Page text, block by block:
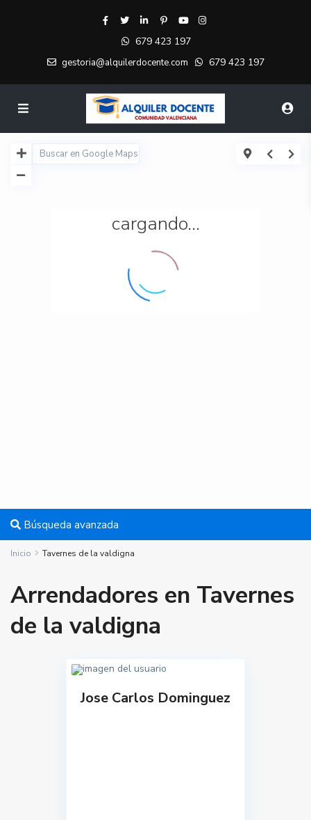
679 423 197
gestoria@alquilerdocente.com 679 423 197
cargando...
Búsqueda avanzada
Inicio Tavernes de la valdigna
Arrendadores en Tavernes
de la valdigna
Jose Carlos Dominguez